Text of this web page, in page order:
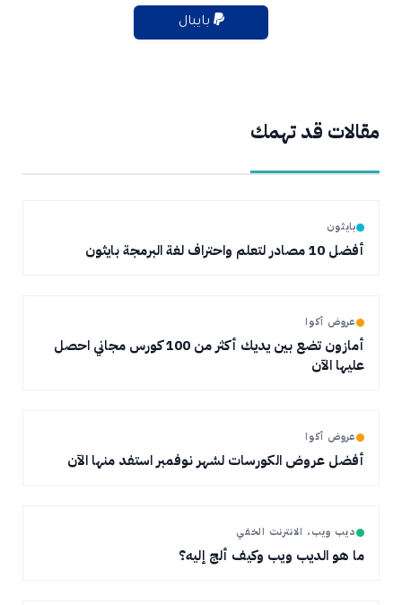
مقالات قد تهمك
بايثون
أفضل 10 مصادر لتعلم واحتراف لغة البرمجة بايثون
عروض أكوا
أمازون تضع بين يديك أكثر من 100 كورس مجاني احصل
عليها الآن
عروض أكوا
أفضل عروض الكورسات لشهر نوفمبر استفد منها الآن
ديب ويب، الانترنت الخفي
ما هو الديب ويب وكيف ألج إليه؟